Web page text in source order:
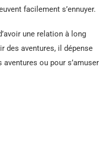
facilement s’ennuyer.
une relation à long
des aventures, il dépense
ou pour s’amuser